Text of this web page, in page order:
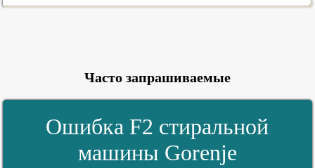
Часто запрашиваемые
Ошибка F2 стиральной
машины Gorenje